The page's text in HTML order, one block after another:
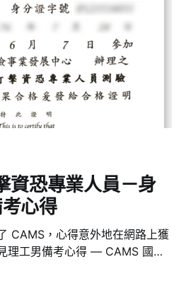
讀方法，來應對現代資訊超載的
單：幫你避免在爛書上浪費時
大量速讀 這
而是篩選。在資訊爆炸時代，閱
」，而是「要不要花時間讀」。
品 MVP（Minimum Viable
題、封面設
、論
資恐專業人員－身
心得
CAMS，心得意外地在網路上獲
理工男備考心得 — CAMS 國際
原本有備考 CAMS 的經驗就可